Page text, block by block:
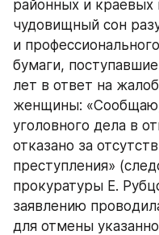
районных и
чудовищный сон
и
бумаги,
лет в ответ на
женщины:
уголовного дела в
отказано за
преступления»
прокуратуры Е.
заявлению
для отмены